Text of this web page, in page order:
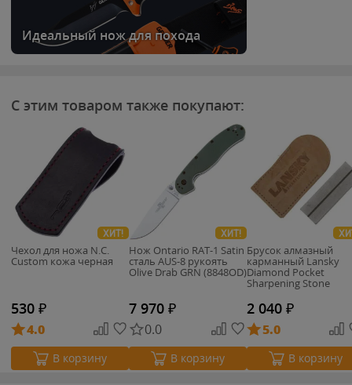
Идеальный нож для похода
С этим товаром также покупают:
ХИТ!
Чехол для ножа N.C.
Custom кожа черная
530 ₽
4.0
В корзину
ХИТ!
Нож Ontario RAT-1 Satin
сталь AUS-8 рукоять
Olive Drab GRN (8848OD)
7 970 ₽
0.0
В корзину
Брусок алмазный
карманный Lansky
Diamond Pocket
Sharpening Stone
(LDPST/LS09450)
2 040 ₽
5.0
В корзину